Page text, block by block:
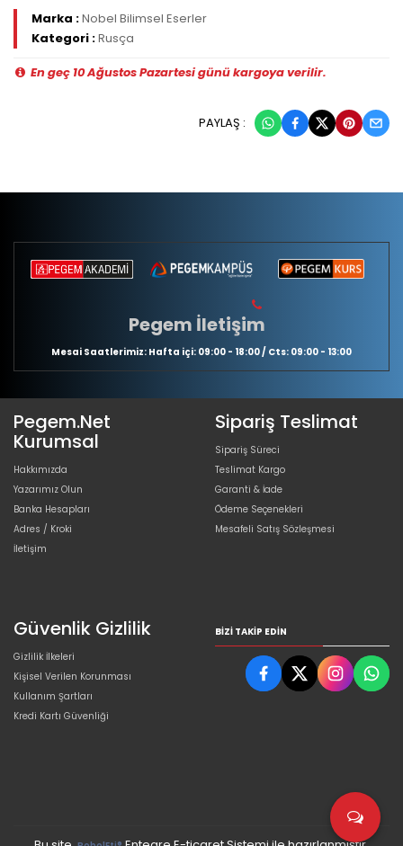
Marka :Nobel Bilimsel Eserler
Kategori :Rusça
En geç 10 Ağustos Pazartesi günü kargoya verilir.
PAYLAŞ :
Pegem İletişim
Mesai Saatlerimiz: Hafta içi: 09:00 - 18:00 / Cts: 09:00 - 13:00
Pegem.Net
Kurumsal
Hakkımızda
Yazarımız Olun
Banka Hesapları
Adres / Kroki
İletişim
Sipariş Teslimat
Sipariş Süreci
Teslimat Kargo
Garanti & İade
Ödeme Seçenekleri
Mesafeli Satış Sözleşmesi
Güvenlik Gizlilik
Gizlilik İlkeleri
Kişisel Verilen Korunması
Kullanım Şartları
Kredi Kartı Güvenliği
BIZI TAKIP EDIN